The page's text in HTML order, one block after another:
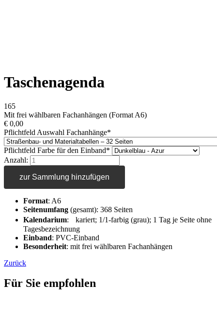
Taschenagenda
165
Mit frei wählbaren Fachanhängen (Format A6)
€ 0,00
Pflichtfeld Auswahl Fachanhänge*
Pflichtfeld Farbe für den Einband*
Anzahl:
zur Sammlung hinzufügen
Format: A6
Seitenumfang (gesamt): 368 Seiten
Kalendarium: kariert; 1/1-farbig (grau); 1 Tag je Seite ohne
Tagesbezeichnung
Einband: PVC-Einband
Besonderheit: mit frei wählbaren Fachanhängen
Zurück
Für Sie empfohlen